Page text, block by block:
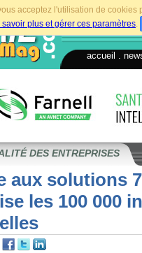
acceptez l'utilisation de
savoir plus et gérer ces paramètres.
accueil
DES ENTREPRISES
aux solutions
les 100 000